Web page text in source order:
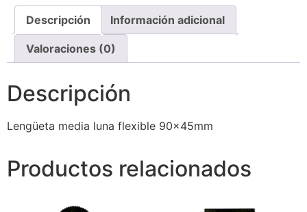
Descripción Información adicional
Valoraciones (0)
Descripción
Lengüeta media luna flexible 90x45mm
Productos relacionados